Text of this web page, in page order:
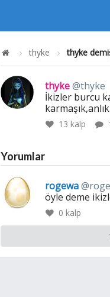
thyke thyke
thyke@thyke
İkizler burcu
13 kalp
Yorumlar
rogewa
öyle deme
0 kalp